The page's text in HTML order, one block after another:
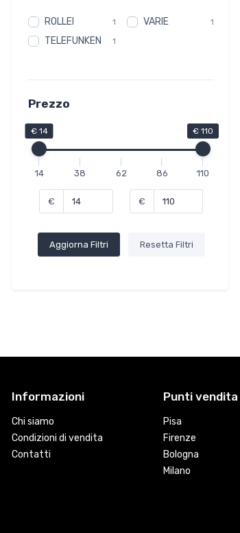
ROLLEI 1
TELEFUNKEN 1
VARIE 1
Prezzo
€ 14 € 110
14 38 62 86 110
€ €
Aggiorna Filtri Resetta Filtri
Informazioni
Chi siamo
Condizioni di vendita
Contatti
Punti vendita
Pisa
Firenze
Bologna
Milano